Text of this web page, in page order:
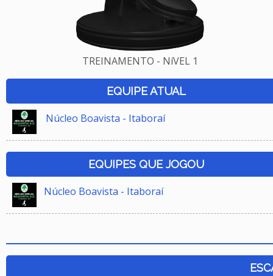
TREINAMENTO - NíVEL 1
EQUIPE ATUAL
Núcleo Boavista - Itaboraí
EQUIPES QUE JOGOU
Núcleo Boavista - Itaboraí